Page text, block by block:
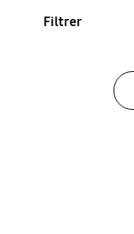
Filtrer